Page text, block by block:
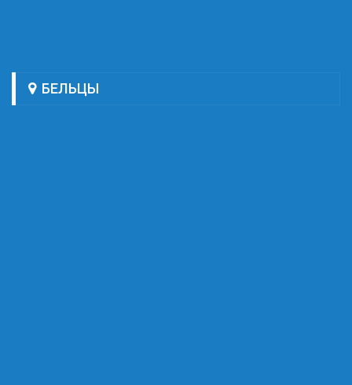
БЕЛЬЦЫ